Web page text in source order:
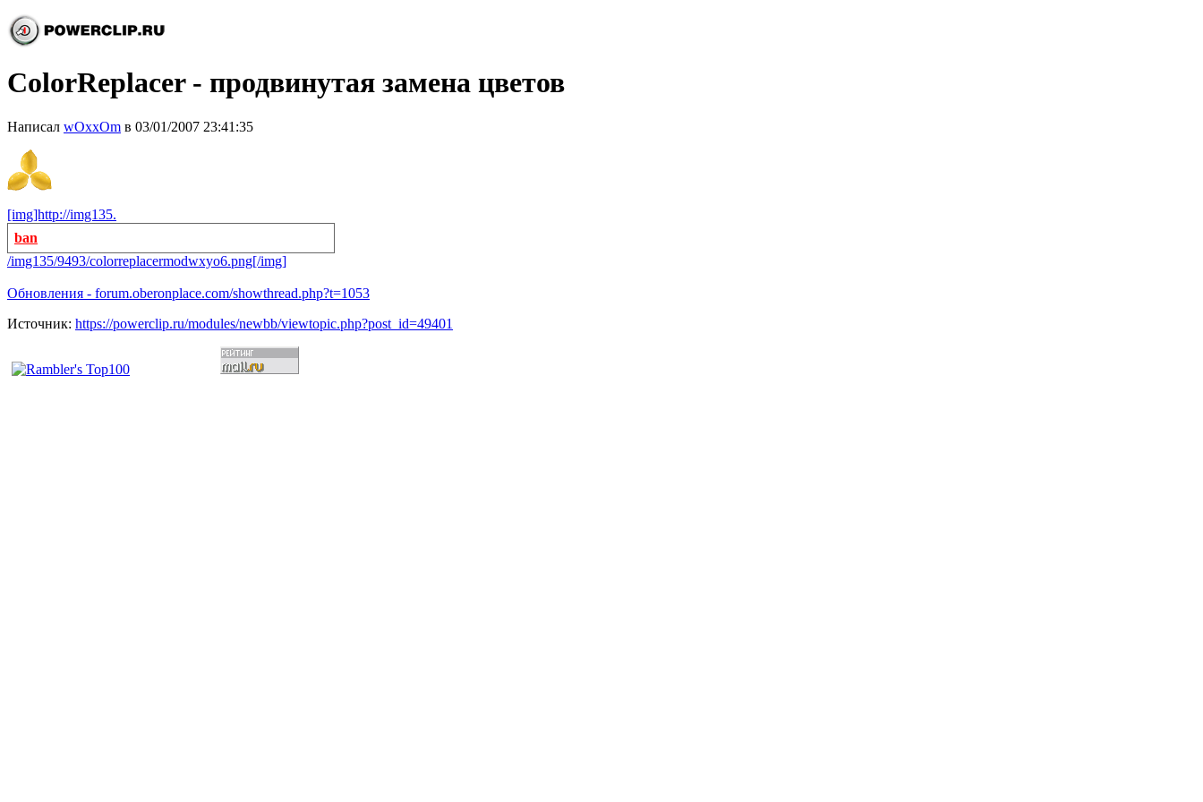
ColorReplacer - продвинутая замена цветов
Написал wOxxOm в 03/01/2007 23:41:35
[img]http://img135.
ban
/img135/9493/colorreplacermodwxyo6.png[/img]
Обновления - forum.oberonplace.com/showthread.php?t=1053
Источник: https://powerclip.ru/modules/newbb/viewtopic.php?post_id=49401